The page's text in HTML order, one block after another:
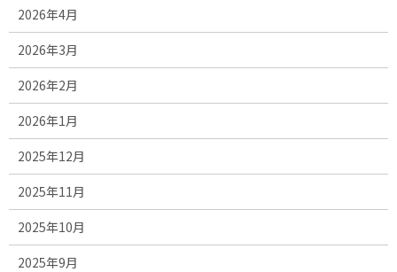
2026年4月
2026年3月
2026年2月
2026年1月
2025年12月
2025年11月
2025年10月
2025年9月